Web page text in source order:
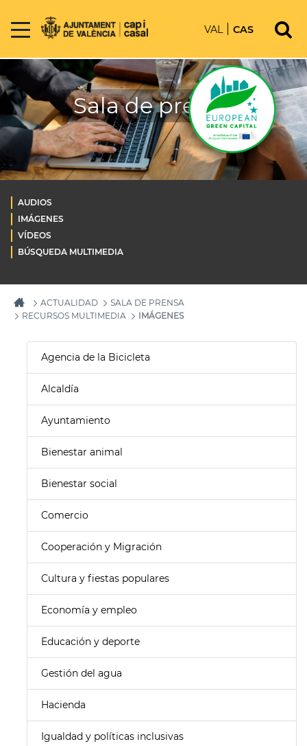
VAL CAS
Sala de prensa
AUDIOS
IMÁGENES
VÍDEOS
BÚSQUEDA MULTIMEDIA
ACTUALIDAD
SALA DE PRENSA
RECURSOS MULTIMEDIA
IMÁGENES
Agencia de la Bicicleta
Alcaldía
Ayuntamiento
Bienestar animal
Bienestar social
Comercio
Cooperación y Migración
Cultura y fiestas populares
Economía y empleo
Educación y deporte
Gestión del agua
Hacienda
Igualdad y políticas inclusivas